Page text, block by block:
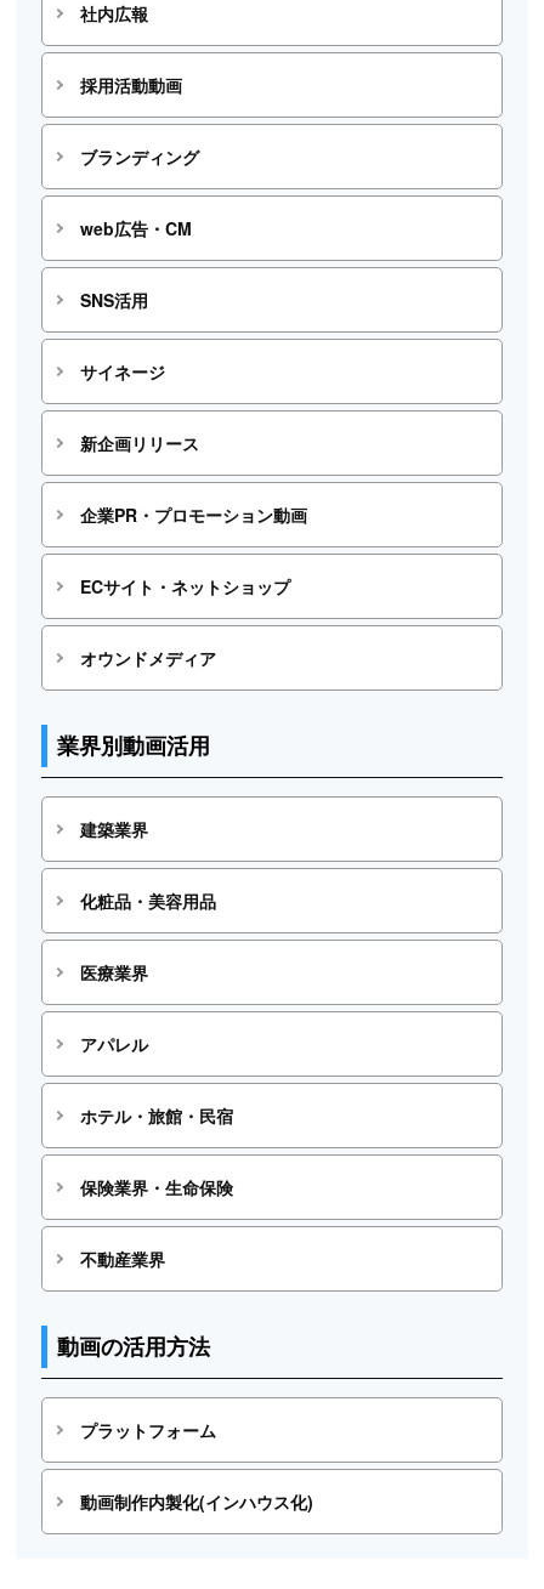
社内広報
採用活動動画
ブランディング
web広告・CM
SNS活用
サイネージ
新企画リリース
企業PR・プロモーション動画
ECサイト・ネットショップ
オウンドメディア
業界別動画活用
建築業界
化粧品・美容用品
医療業界
アパレル
ホテル・旅館・民宿
保険業界・生命保険
不動産業界
動画の活用方法
プラットフォーム
動画制作内製化(インハウス化)